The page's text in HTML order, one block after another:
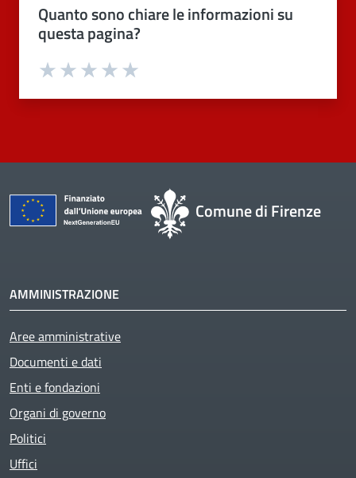
Quanto sono chiare le informazioni su
questa pagina?
Valuta 4 stelle su 5
Valuta 3 stelle su 5
Valuta 2 stelle su 5
Valuta 1 stelle su 5
Comune di Firenze
AMMINISTRAZIONE
Aree amministrative
Documenti e dati
Enti e fondazioni
Organi di governo
Politici
Uffici